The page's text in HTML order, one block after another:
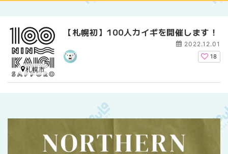
【札幌初】100人カイギを開催します！
2022.12.01
18
札幌市